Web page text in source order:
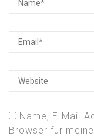
Name, E-Mail-
Browser für